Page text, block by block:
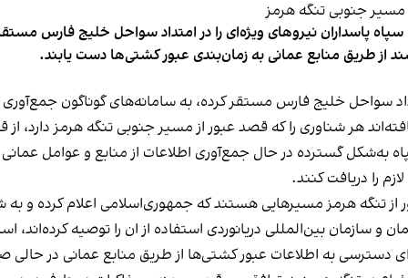
پاسداران نیروهای ویژه‌ای را در امتداد سواحل خلیج فارس
طریق منابع عمانی به زمان‌بندی عبور کشتی‌ها دست یابند.
سواحل خلیج فارس مستقر کرده، به سامانه‌های گوناگون
هر شناوری را که قصد عبور از مسیر جنوبی تنگه هرمز دارد،
گسترده در حال جمع‌آوری اطلاعات از منابع و عوامل
را دریافت کنند.
از تنگه هرمز مسیرهایی هستند که جمهوری‌اسلامی اعلام کرده و به
سازمان بین‌المللی دریانوردی استفاده از ان را توصیه کرده‌اند،
دسترسی به اطلاعات عبور کشتی‌ها از طریق منابع عمانی در